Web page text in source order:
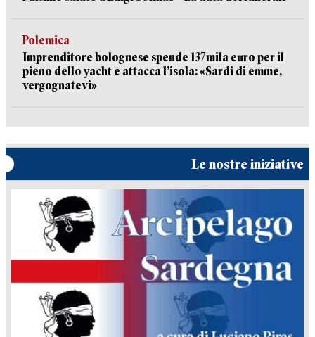
Polemica
Imprenditore bolognese spende 137mila euro per il
pieno dello yacht e attacca l’isola: «Sardi di emme,
vergognatevi»
Le nostre iniziative